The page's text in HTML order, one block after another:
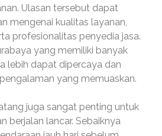
Ulasan tersebut dapat
mengenai kualitas layanan,
profesionalitas penyedia jasa.
yang memiliki banyak
lebih dapat dipercaya dan
yang memuaskan.
juga sangat penting untuk
berjalan lancar. Sebaiknya